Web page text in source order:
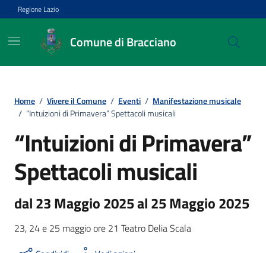
Vai ai contenuti
Vai al footer
Regione Lazio
Comune di Bracciano
Home / Vivere il Comune / Eventi / Manifestazione musicale
/ “Intuizioni di Primavera” Spettacoli musicali
“Intuizioni di Primavera”
Spettacoli musicali
dal 23 Maggio 2025 al 25 Maggio 2025
23, 24 e 25 maggio ore 21 Teatro Delia Scala